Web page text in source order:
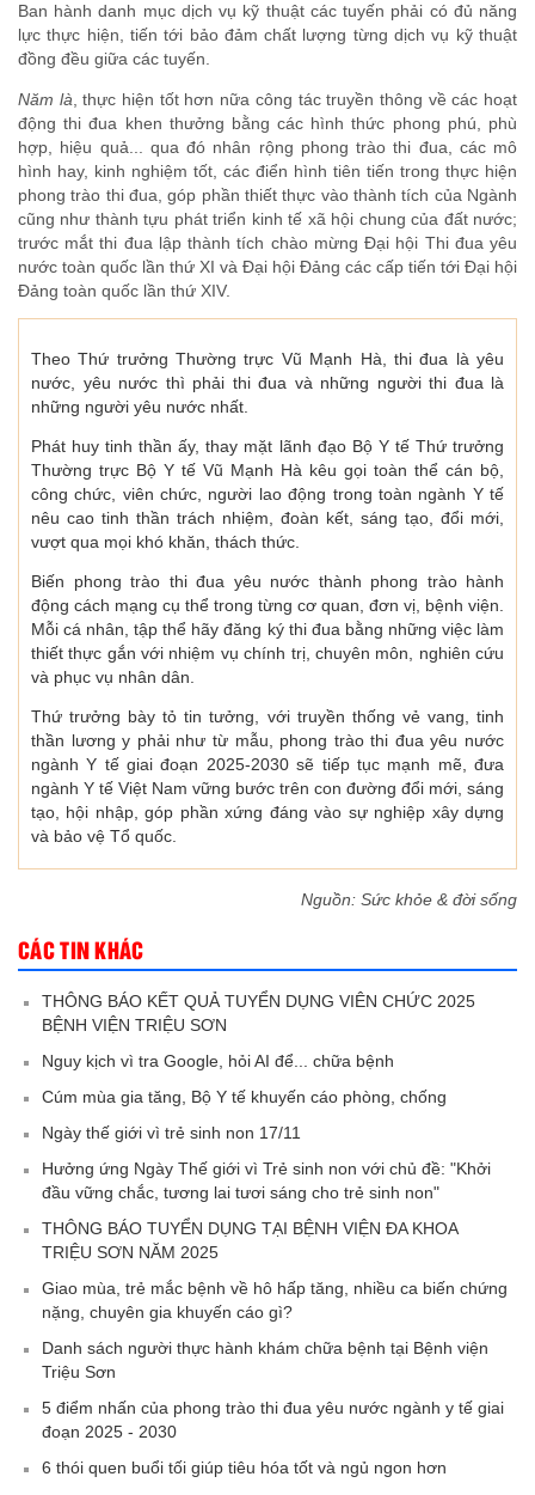
Ban hành danh mục dịch vụ kỹ thuật các tuyến phải có đủ năng
lực thực hiện, tiến tới bảo đảm chất lượng từng dịch vụ kỹ thuật
đồng đều giữa các tuyến.
Năm là , thực hiện tốt hơn nữa công tác truyền thông về các hoạt
động thi đua khen thưởng bằng các hình thức phong phú, phù
hợp, hiệu quả... qua đó nhân rộng phong trào thi đua, các mô
hình hay, kinh nghiệm tốt, các điển hình tiên tiến trong thực hiện
phong trào thi đua, góp phần thiết thực vào thành tích của Ngành
cũng như thành tựu phát triển kinh tế xã hội chung của đất nước;
trước mắt thi đua lập thành tích chào mừng Đại hội Thi đua yêu
nước toàn quốc lần thứ XI và Đại hội Đảng các cấp tiến tới Đại hội
Đảng toàn quốc lần thứ XIV.
Theo Thứ trưởng Thường trực Vũ Mạnh Hà, thi đua là yêu
nước, yêu nước thì phải thi đua và những người thi đua là
những người yêu nước nhất.
Phát huy tinh thần ấy, thay mặt lãnh đạo Bộ Y tế Thứ trưởng
Thường trực Bộ Y tế Vũ Mạnh Hà kêu gọi toàn thể cán bộ,
công chức, viên chức, người lao động trong toàn ngành Y tế
nêu cao tinh thần trách nhiệm, đoàn kết, sáng tạo, đổi mới,
vượt qua mọi khó khăn, thách thức.
Biến phong trào thi đua yêu nước thành phong trào hành
động cách mạng cụ thể trong từng cơ quan, đơn vị, bệnh viện.
Mỗi cá nhân, tập thể hãy đăng ký thi đua bằng những việc làm
thiết thực gắn với nhiệm vụ chính trị, chuyên môn, nghiên cứu
và phục vụ nhân dân.
Thứ trưởng bày tỏ tin tưởng, với truyền thống vẻ vang, tinh
thần lương y phải như từ mẫu, phong trào thi đua yêu nước
ngành Y tế giai đoạn 2025-2030 sẽ tiếp tục mạnh mẽ, đưa
ngành Y tế Việt Nam vững bước trên con đường đổi mới, sáng
tạo, hội nhập, góp phần xứng đáng vào sự nghiệp xây dựng
và bảo vệ Tổ quốc.
Nguồn: Sức khỏe & đời sống
CÁC TIN KHÁC
THÔNG BÁO KẾT QUẢ TUYỂN DỤNG VIÊN CHỨC 2025
BỆNH VIỆN TRIỆU SƠN
Nguy kịch vì tra Google, hỏi AI để... chữa bệnh
Cúm mùa gia tăng, Bộ Y tế khuyến cáo phòng, chống
Ngày thế giới vì trẻ sinh non 17/11
Hưởng ứng Ngày Thế giới vì Trẻ sinh non với chủ đề: "Khởi
đầu vững chắc, tương lai tươi sáng cho trẻ sinh non"
THÔNG BÁO TUYỂN DỤNG TẠI BỆNH VIỆN ĐA KHOA
TRIỆU SƠN NĂM 2025
Giao mùa, trẻ mắc bệnh về hô hấp tăng, nhiều ca biến chứng
nặng, chuyên gia khuyến cáo gì?
Danh sách người thực hành khám chữa bệnh tại Bệnh viện
Triệu Sơn
5 điểm nhấn của phong trào thi đua yêu nước ngành y tế giai
đoạn 2025 - 2030
6 thói quen buổi tối giúp tiêu hóa tốt và ngủ ngon hơn